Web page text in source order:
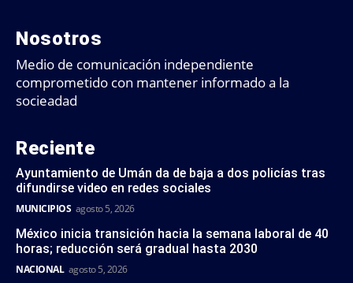
Nosotros
Medio de comunicación independiente
comprometido con mantener informado a la
socieadad
Reciente
Ayuntamiento de Umán da de baja a dos policías tras
difundirse video en redes sociales
MUNICIPIOS agosto 5, 2026
México inicia transición hacia la semana laboral de 40
horas; reducción será gradual hasta 2030
NACIONAL agosto 5, 2026